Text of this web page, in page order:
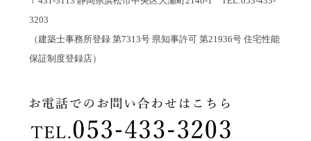
3203
（建築士事務所登録 第7313号 県知事許可 第21936号 住宅性能
保証制度登録店）